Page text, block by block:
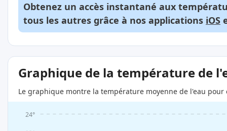
Obtenez un accès instantané aux
tous les autres grâce à nos applications iOS
Graphique de la température de
Le graphique montre la température moyenne de l'eau
24°